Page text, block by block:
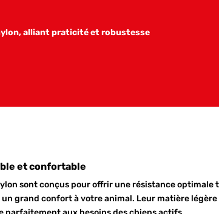
alliant praticité et robustesse
et confortable
sont conçus pour offrir une résistance optimale
grand confort à votre animal. Leur matière légère